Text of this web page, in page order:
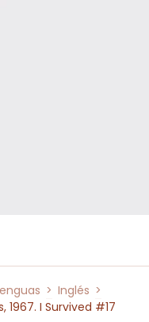
> Inglés >
I Survived #17